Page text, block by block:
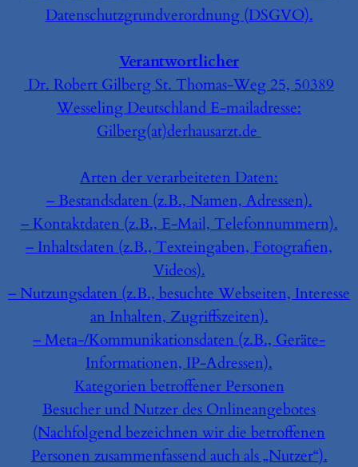
Datenschutzgrundverordnung (DSGVO).
Verantwortlicher
Dr. Robert Gilberg St. Thomas-Weg 25, 50389
Wesseling Deutschland E-mailadresse:
Gilberg(at)derhausarzt.de
Arten der verarbeiteten Daten:
– Bestandsdaten (z.B., Namen, Adressen).
– Kontaktdaten (z.B., E-Mail, Telefonnummern).
– Inhaltsdaten (z.B., Texteingaben, Fotografien,
Videos).
– Nutzungsdaten (z.B., besuchte Webseiten, Interesse
an Inhalten, Zugriffszeiten).
– Meta-/Kommunikationsdaten (z.B., Geräte-
Informationen, IP-Adressen).
Kategorien betroffener Personen
Besucher und Nutzer des Onlineangebotes
(Nachfolgend bezeichnen wir die betroffenen
Personen zusammenfassend auch als „Nutzer“).